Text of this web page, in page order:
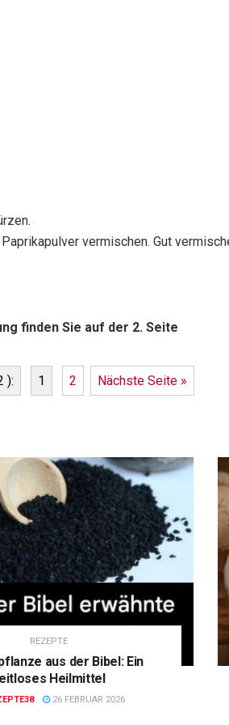
vermischen. Gut
finden Sie auf der 2. Seite
): 1 2 Nächste Seite »
REZEPTE
aus der Bibel: Ein
Heilmittel
26 FEBRUAR 2026